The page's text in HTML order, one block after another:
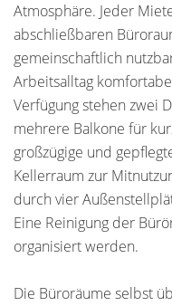
Atmosphäre. Jeder
abschließbaren
gemeinschaftlich
Arbeitsalltag
Verfügung stehen zwei
mehrere Balkone für
großzügige und
Kellerraum zur
durch vier
Eine Reinigung der
organisiert werden.
Die Büroräume selbst